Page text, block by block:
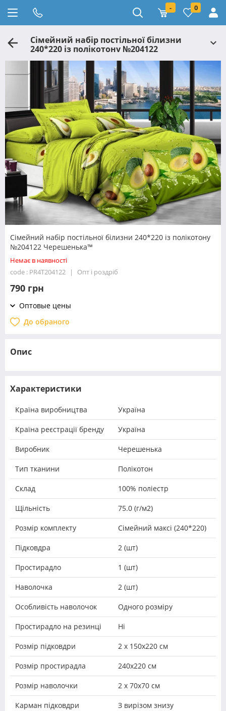
- 0
Сімейний набір постільної білизни
240*220 із полікотону №204122
Черешенька™
Сімейний набір постільної білизни 240*220 із полікотону
№204122 Черешенька™
Немає в наявності
code : PR4T204122
Опт і роздріб
790 грн
Оптовые цены
До обраного
Опис
Характеристики
Країна виробництва Україна
Країна реєстрації бренду Україна
Виробник Черешенька
Тип тканини Полікотон
Склад 100% поліестр
Щільність 75.0 (г/м2)
Розмір комплекту Сімейний максі (240*220)
Підковдра 2 (шт)
Простирадло 1 (шт)
Наволочка 2 (шт)
Особливість наволочок Одного розміру
Простирадло на резинці Ні
Розмір підковдри 2 х 150х220 см
Розмір простирадла 240х220 см
Розмір наволочки 2 х 70х70 см
Карман підковдри З вирізом знизу